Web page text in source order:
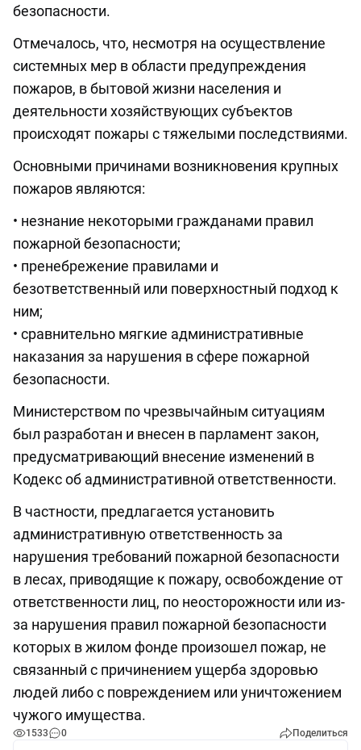
безопасности.
Отмечалось, что, несмотря на осуществление
системных мер в области предупреждения
пожаров, в бытовой жизни населения и
деятельности хозяйствующих субъектов
происходят пожары с тяжелыми последствиями.
Основными причинами возникновения крупных
пожаров являются:
• незнание некоторыми гражданами правил
пожарной безопасности;
• пренебрежение правилами и
безответственный или поверхностный подход к
ним;
• сравнительно мягкие административные
наказания за нарушения в сфере пожарной
безопасности.
Министерством по чрезвычайным ситуациям
был разработан и внесен в парламент закон,
предусматривающий внесение изменений в
Кодекс об административной ответственности.
В частности, предлагается установить
административную ответственность за
нарушения требований пожарной безопасности
в лесах, приводящие к пожару, освобождение от
ответственности лиц, по неосторожности или из-
за нарушения правил пожарной безопасности
которых в жилом фонде произошел пожар, не
связанный с причинением ущерба здоровью
людей либо с повреждением или уничтожением
чужого имущества.
1533 0 Поделиться